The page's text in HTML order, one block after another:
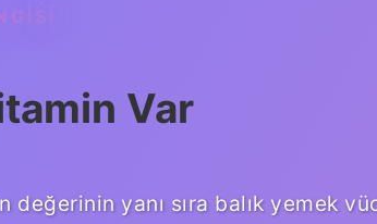
Var
yanı sıra balık yemek